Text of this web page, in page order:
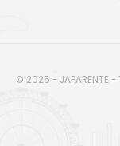
© 2025 - JAPARENTE